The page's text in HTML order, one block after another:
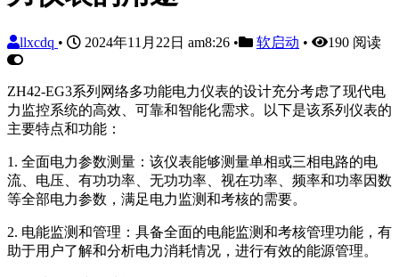
llxcdq • 2024年11月22日 am8:26 • 软启动 • 190 阅读
ZH42-EG3系列网络多功能电力仪表的设计充分考虑了现代电
力监控系统的高效、可靠和智能化需求。以下是该系列仪表的
主要特点和功能：
1. 全面电力参数测量：该仪表能够测量单相或三相电路的电
流、电压、有功功率、无功功率、视在功率、频率和功率因数
等全部电力参数，满足电力监测和考核的需要。
2. 电能监测和管理：具备全面的电能监测和考核管理功能，有
助于用户了解和分析电力消耗情况，进行有效的能源管理。